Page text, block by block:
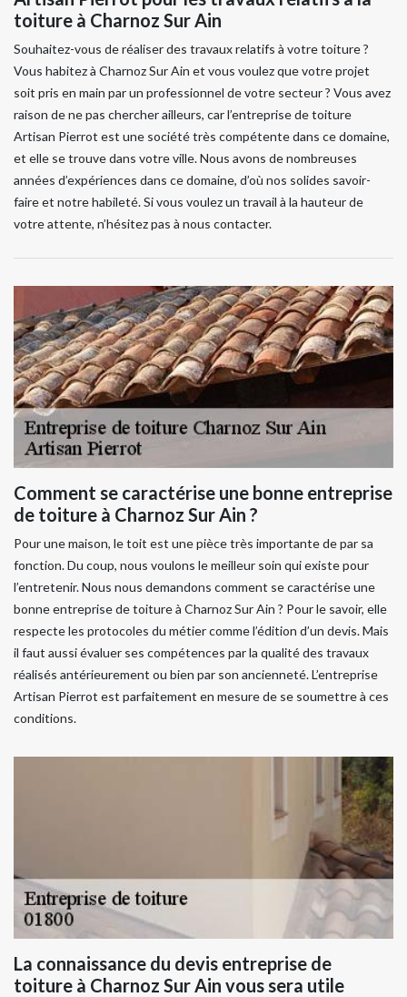
toiture à Charnoz Sur Ain
Souhaitez-vous de réaliser des travaux relatifs à votre toiture ?
Vous habitez à Charnoz Sur Ain et vous voulez que votre projet
soit pris en main par un professionnel de votre secteur ? Vous avez
raison de ne pas chercher ailleurs, car l’entreprise de toiture
Artisan Pierrot est une société très compétente dans ce domaine,
et elle se trouve dans votre ville. Nous avons de nombreuses
années d’expériences dans ce domaine, d’où nos solides savoir-
faire et notre habileté. Si vous voulez un travail à la hauteur de
votre attente, n’hésitez pas à nous contacter.
Comment se caractérise une bonne entreprise
de toiture à Charnoz Sur Ain ?
Pour une maison, le toit est une pièce très importante de par sa
fonction. Du coup, nous voulons le meilleur soin qui existe pour
l’entretenir. Nous nous demandons comment se caractérise une
bonne entreprise de toiture à Charnoz Sur Ain ? Pour le savoir, elle
respecte les protocoles du métier comme l’édition d’un devis. Mais
il faut aussi évaluer ses compétences par la qualité des travaux
réalisés antérieurement ou bien par son ancienneté. L’entreprise
Artisan Pierrot est parfaitement en mesure de se soumettre à ces
conditions.
La connaissance du devis entreprise de
toiture à Charnoz Sur Ain vous sera utile